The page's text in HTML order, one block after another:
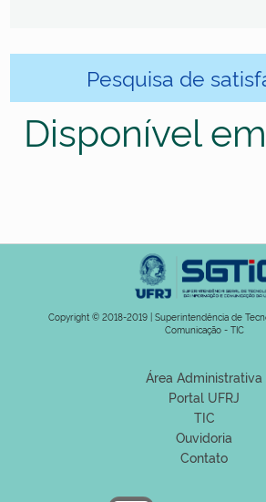
Pesquisa de
Disponível
Copyright © 2018-2019 | Superintendência de
Comunicação - TIC
Área Administrativa
Portal UFRJ
TIC
Ouvidoria
Contato